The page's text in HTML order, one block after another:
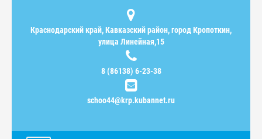
Краснодарский край, Кавказский район, город Кропоткин,
улица Линейная,15
8 (86138) 6-23-38
schoo44@krp.kubannet.ru